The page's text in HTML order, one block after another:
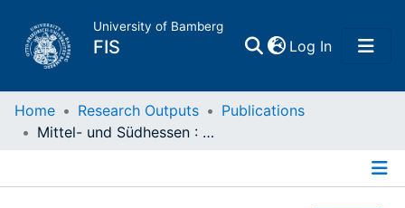
University of Bamberg
FIS Log In(current)
Home
Home Research Outputs
Publications
Mittel- und Südhessen : Lahntal, Taunus, Rheingau, Wetterau, Frankfurt und Maintal, Kinzig, Vogelsberg, Rhön, Bergstraße und Odenwald